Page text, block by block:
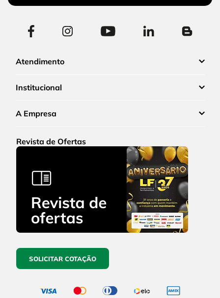
Atendimento
Institucional
A Empresa
Revista de Ofertas
SOLICITAR COTAÇÃO